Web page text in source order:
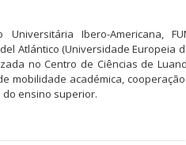
Ibero-Americana,
Atlántico (Universidade Europeia
no Centro de Ciências de
mobilidade académica,
ensino superior.